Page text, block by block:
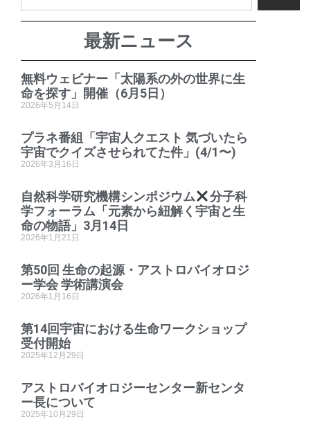
最新ニュース
無料ウェビナー「太陽系の外の世界に生
命を探す」開催（6月5日）
2026年5月14日
プラネ番組「宇宙人クエスト 気づいたら
宇宙でクイズさせられてた件」(4/1〜)
2026年3月16日
自然科学研究機構シンポジウム
分子科
学フォーラム「元素から紐解く宇宙と生
命の物語」3月14日
2026年1月21日
第50回 生命の起源・アストロバイオロジ
ー学会 学術講演会
2026年1月16日
第14回宇宙における生命ワークショップ
受付開始
2025年12月29日
アストロバイオロジーセンター新センタ
ー長について
2025年10月29日